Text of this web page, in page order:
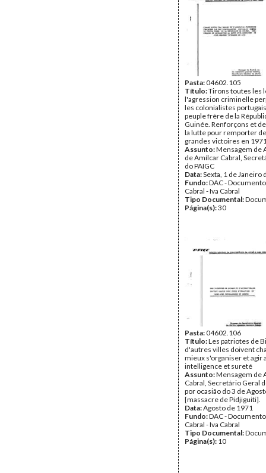
Pasta:04602.105
Título:Tirons toutes les
l'agression criminelle
les colonialistes
peuple frère de la
Guinée. Renforçons et
la lutte pour remporter
grandes victoires en
Assunto:Mensagem de
de Amílcar Cabral,
do PAIGC
Data:Sexta, 1 de Janeiro
Fundo:DAC -
Cabral - Iva Cabral
Tipo Documental:
Página(s):30
Pasta:04602.106
Título:Les patriotes de
d'autres villes doivent
mieux s'organiser et agir
intelligence et sureté
Assunto:Mensagem de
Cabral, Secretário Geral
por ocasião do 3 de
[massacre de Pidjiguiti].
Data:Agosto de 1971
Fundo:DAC -
Cabral - Iva Cabral
Tipo Documental:
Página(s): 10